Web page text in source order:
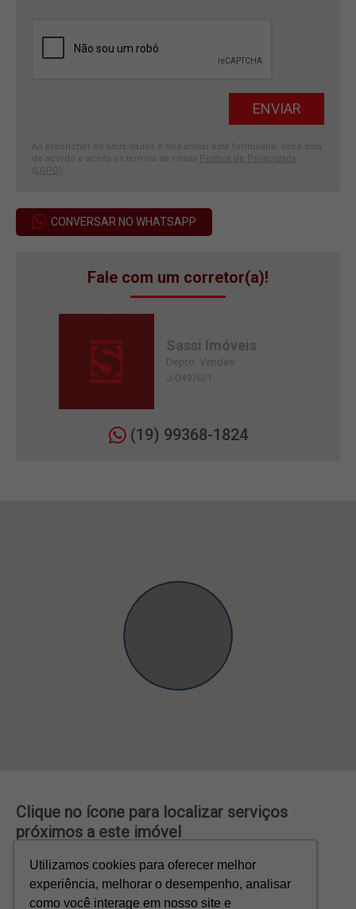
Ao preencher os seus dados e nos enviar este formulário, você está
de acordo e aceita os termos da nossa Política de Privacidade
(LGPD)
CONVERSAR NO WHATSAPP
Fale com um corretor(a)!
Sassi Imóveis
Depto. Vendas
J-04970/1
(19) 99368-1824